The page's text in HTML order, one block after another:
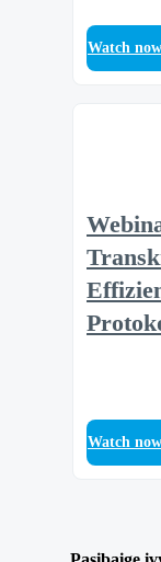
Watch now
Watch now